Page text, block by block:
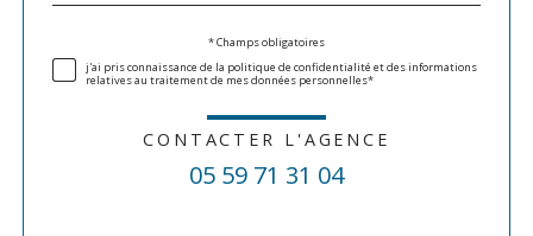
* Champs obligatoires
j'ai pris connaissance de la politique de confidentialité et des informations
relatives au traitement de mes données personnelles*
CONTACTER L'AGENCE
05 59 71 31 04